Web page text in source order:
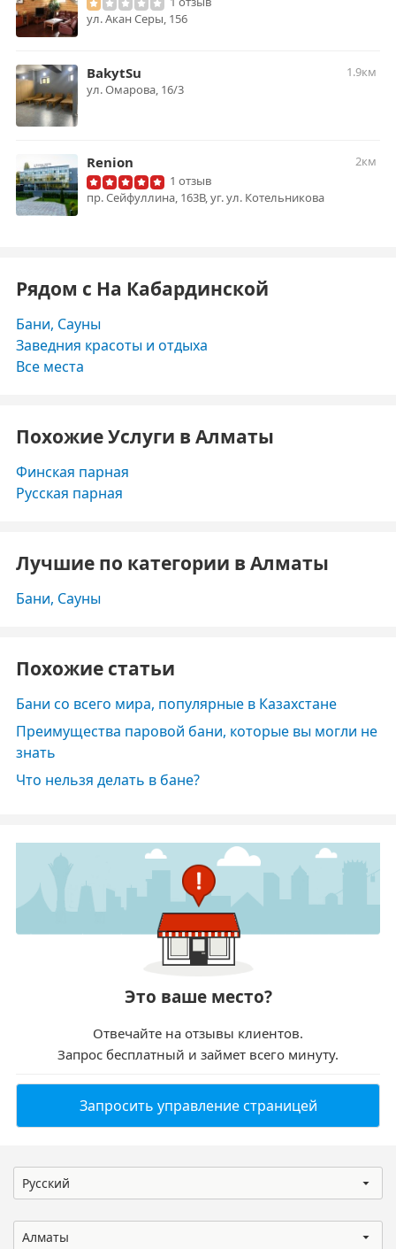
ул. Акан Серы, 156
BakytSu
1.9км
ул. Омарова, 16/3
Renion
2км
1 отзыв
пр. Cейфуллина, 163В, уг. ул. Котельникова
Рядом с На Кабардинской
Бани, Сауны
Заведния красоты и отдыха
Все места
Похожие Услуги в Алматы
Финская парная
Русская парная
Лучшие по категории в Алматы
Бани, Сауны
Похожие статьи
Бани со всего мира, популярные в Казахстане
Преимущества паровой бани, которые вы могли не
знать
Что нельзя делать в бане?
Это ваше место?
Отвечайте на отзывы клиентов.
Запрос бесплатный и займет всего минуту.
Запросить управление страницей
Русский
Алматы